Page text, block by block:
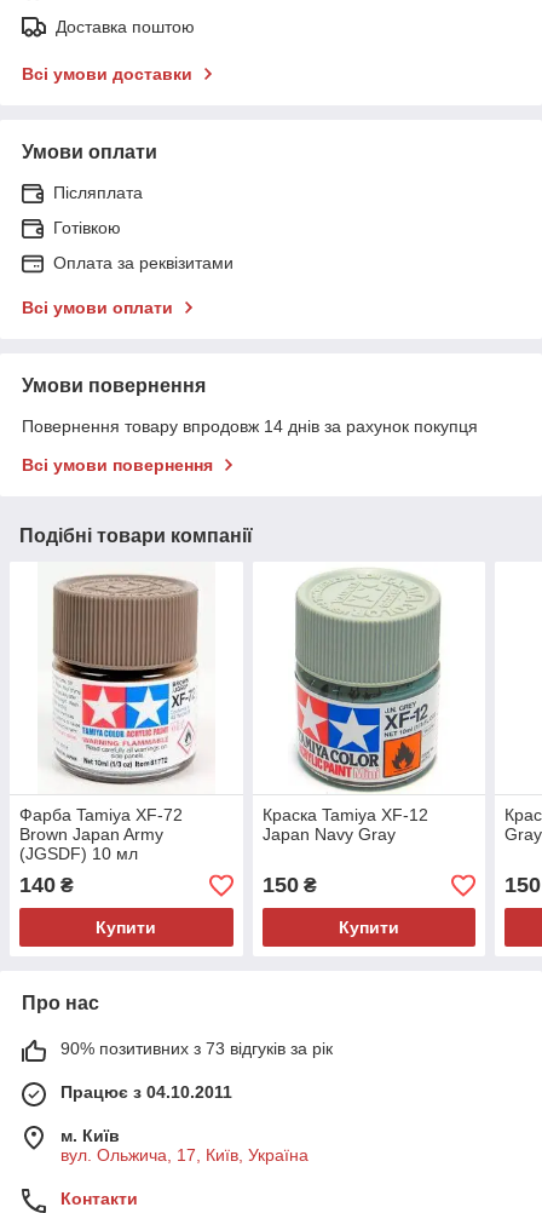
Доставка поштою
Всі умови доставки
Умови оплати
Післяплата
Готівкою
Оплата за реквізитами
Всі умови оплати
Умови повернення
Повернення товару впродовж 14 днів за рахунок покупця
Всі умови повернення
Подібні товари компанії
Фарба Tamiya XF-72
Brown Japan Army
(JGSDF) 10 мл
140 ₴
Купити
Краска Tamiya XF-12
Japan Navy Gray
150₴
Купити
150
Про нас
90% позитивних з 73 відгуків за рік
Працює з 04.10.2011
м. Київ
вул. Ольжича, 17, Київ, Україна
Контакти